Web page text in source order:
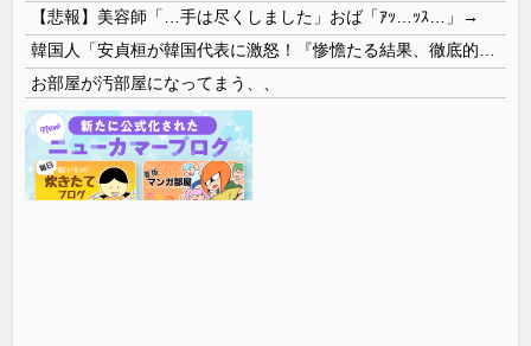
【悲報】美容師「…手は尽くしました」おば「ｱｯ…ｯｽ…」→
お部屋が汚部屋になってまう、、